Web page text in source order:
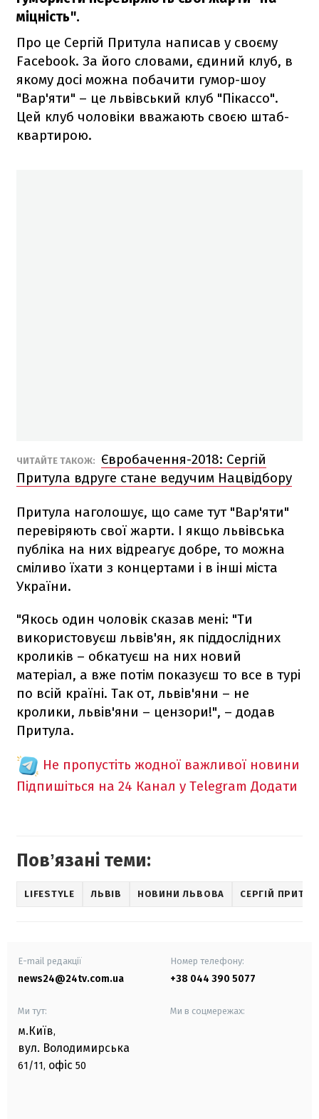
міцність".
Про це Сергій Притула написав у своєму
Fаcebook. За його словами, єдиний клуб, в
якому досі можна побачити гумор-шоу
"Вар'яти" – це львівський клуб "Пікассо".
Цей клуб чоловіки вважають своєю штаб-
квартирою.
ЧИТАЙТЕ ТАКОЖ:
Євробачення-2018: Сергій
Притула вдруге стане ведучим Нацвідбору
Притула наголошує, що саме тут "Вар'яти"
перевіряють свої жарти. І якщо львівська
публіка на них відреагує добре, то можна
сміливо їхати з концертами і в інші міста
України.
"Якось один чоловік сказав мені: "Ти
використовуєш львів'ян, як піддослідних
кроликів – обкатуєш на них новий
матеріал, а вже потім показуєш то все в турі
по всій країні. Так от, львів'яни – не
кролики, львів'яни – цензори!", – додав
Притула.
Не пропустіть жодної важливої новини
Підпишіться на 24 Канал у Telegram Додати
Повʼязані теми:
LIFESTYLE ЛЬВІВ НОВИНИ ЛЬВОВА СЕРГІЙ
E-mail редакції
news24@24tv.com.ua
Номер телефону:
+38 044 390 5077
Ми тут:
м.Київ,
вул. Володимирська
61/11, офіс 50
Ми в соцмережах: